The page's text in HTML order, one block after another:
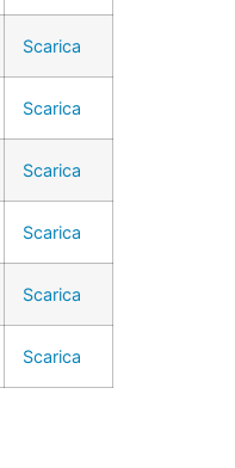
Scarica
Scarica
Scarica
Scarica
Scarica
Scarica